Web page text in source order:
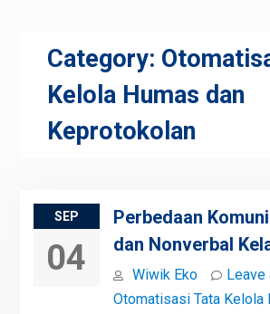
Category:
Kelola Humas dan
Keprotokolan
SEP
04
Perbedaan
dan Nonverbal
Wiwik Eko
Leave
Otomatisasi Tata Kelola